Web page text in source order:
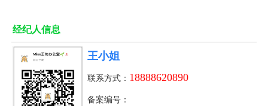
经纪人信息
王小姐
联系方式： 18888620890
备案编号：